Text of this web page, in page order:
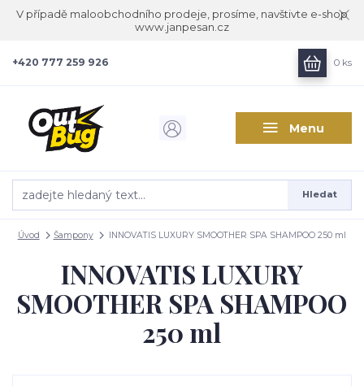
V případě maloobchodního prodeje, prosíme, navštivte e-shop
www.janpesan.cz
Menu
Hledat
+420 777 259 926 0 ks
Úvod Šampony INNOVATIS LUXURY SMOOTHER SPA SHAMPOO 250 ml
INNOVATIS LUXURY
SMOOTHER SPA SHAMPOO
250 ml